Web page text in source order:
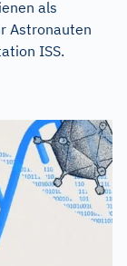
als
Astronauten
ISS.